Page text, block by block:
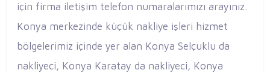
için firma iletişim telefon numaralarımızı arayınız.
Konya merkezinde küçük nakliye işleri hizmet
bölgelerimiz içinde yer alan Konya Selçuklu da
nakliyeci, Konya Karatay da nakliyeci, Konya